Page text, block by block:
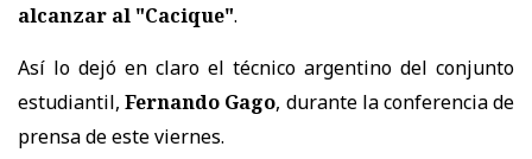
alcanzar al "Cacique".
Así lo dejó en claro el técnico argentino del conjunto
estudiantil,Fernando Gago, durante la conferencia de
prensa de este viernes.